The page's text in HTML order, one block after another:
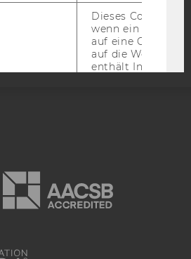
Barrierefreiheitserklärung
Dieses Cookie
wenn ein User
auf eine Google
auf die Website
enthält
Facebook zu